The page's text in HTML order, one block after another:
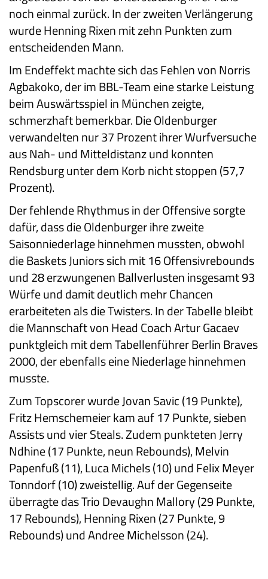
noch einmal zurück. In der zweiten Verlängerung
wurde Henning Rixen mit zehn Punkten zum
entscheidenden Mann.
Im Endeffekt machte sich das Fehlen von Norris
Agbakoko, der im BBL-Team eine starke Leistung
beim Auswärtsspiel in München zeigte,
schmerzhaft bemerkbar. Die Oldenburger
verwandelten nur 37 Prozent ihrer Wurfversuche
aus Nah- und Mitteldistanz und konnten
Rendsburg unter dem Korb nicht stoppen (57,7
Prozent).
Der fehlende Rhythmus in der Offensive sorgte
dafür, dass die Oldenburger ihre zweite
Saisonniederlage hinnehmen mussten, obwohl
die Baskets Juniors sich mit 16 Offensivrebounds
und 28 erzwungenen Ballverlusten insgesamt 93
Würfe und damit deutlich mehr Chancen
erarbeiteten als die Twisters. In der Tabelle bleibt
die Mannschaft von Head Coach Artur Gacaev
punktgleich mit dem Tabellenführer Berlin Braves
2000, der ebenfalls eine Niederlage hinnehmen
musste.
Zum Topscorer wurde Jovan Savic (19 Punkte),
Fritz Hemschemeier kam auf 17 Punkte, sieben
Assists und vier Steals. Zudem punkteten Jerry
Ndhine (17 Punkte, neun Rebounds), Melvin
Papenfuß (11), Luca Michels (10) und Felix Meyer
Tonndorf (10) zweistellig. Auf der Gegenseite
überragte das Trio Devaughn Mallory (29 Punkte,
17 Rebounds), Henning Rixen (27 Punkte, 9
Rebounds) und Andree Michelsson (24).